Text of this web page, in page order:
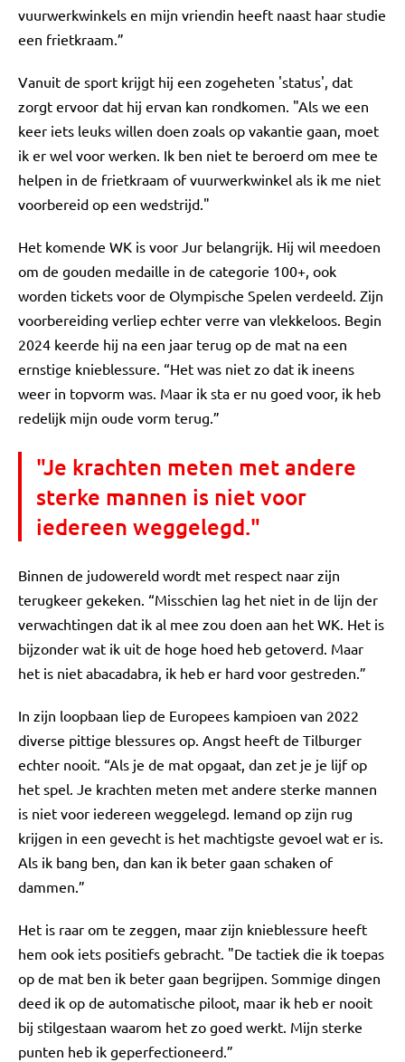
vuurwerkwinkels en mijn vriendin heeft naast haar studie
een frietkraam.”
Vanuit de sport krijgt hij een zogeheten 'status', dat
zorgt ervoor dat hij ervan kan rondkomen. "Als we een
keer iets leuks willen doen zoals op vakantie gaan, moet
ik er wel voor werken. Ik ben niet te beroerd om mee te
helpen in de frietkraam of vuurwerkwinkel als ik me niet
voorbereid op een wedstrijd."
Het komende WK is voor Jur belangrijk. Hij wil meedoen
om de gouden medaille in de categorie 100+, ook
worden tickets voor de Olympische Spelen verdeeld. Zijn
voorbereiding verliep echter verre van vlekkeloos. Begin
2024 keerde hij na een jaar terug op de mat na een
ernstige knieblessure. “Het was niet zo dat ik ineens
weer in topvorm was. Maar ik sta er nu goed voor, ik heb
redelijk mijn oude vorm terug.”
"Je krachten meten met andere
sterke mannen is niet voor
iedereen weggelegd."
Binnen de judowereld wordt met respect naar zijn
terugkeer gekeken. “Misschien lag het niet in de lijn der
verwachtingen dat ik al mee zou doen aan het WK. Het is
bijzonder wat ik uit de hoge hoed heb getoverd. Maar
het is niet abacadabra, ik heb er hard voor gestreden.”
In zijn loopbaan liep de Europees kampioen van 2022
diverse pittige blessures op. Angst heeft de Tilburger
echter nooit. “Als je de mat opgaat, dan zet je je lijf op
het spel. Je krachten meten met andere sterke mannen
is niet voor iedereen weggelegd. Iemand op zijn rug
krijgen in een gevecht is het machtigste gevoel wat er is.
Als ik bang ben, dan kan ik beter gaan schaken of
dammen.”
Het is raar om te zeggen, maar zijn knieblessure heeft
hem ook iets positiefs gebracht. "De tactiek die ik toepas
op de mat ben ik beter gaan begrijpen. Sommige dingen
deed ik op de automatische piloot, maar ik heb er nooit
bij stilgestaan waarom het zo goed werkt. Mijn sterke
punten heb ik geperfectioneerd.”